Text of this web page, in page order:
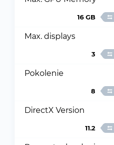
16 GB
Max. displays
3
Pokolenie
8
DirectX Version
11.2